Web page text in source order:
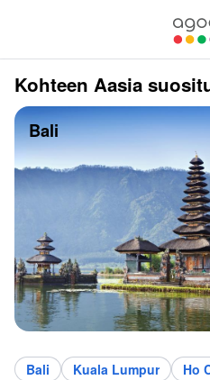
Kohteen Aasia
Bali
Bali Kuala Lumpur Ho